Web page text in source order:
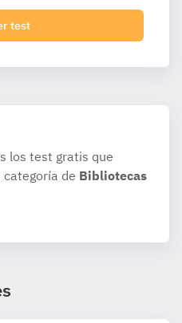
test
los test gratis que
de Bibliotecas